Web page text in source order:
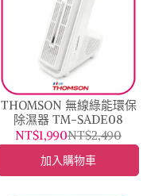
THOMSON 無線綠能環保
除濕器 TM-SADE08
NT$1,990NT$2,490
加入購物車